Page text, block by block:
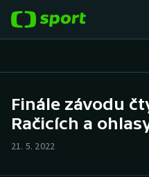
Hokej
Finále závodu
Račicích a
21. 5. 2022